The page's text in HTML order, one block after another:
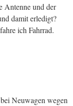
Antenne und der
damit erledigt?
ich Fahrrad.
Neuwagen wegen